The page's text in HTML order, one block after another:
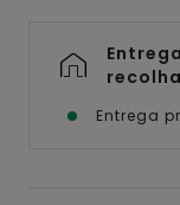
recolha
Entrega